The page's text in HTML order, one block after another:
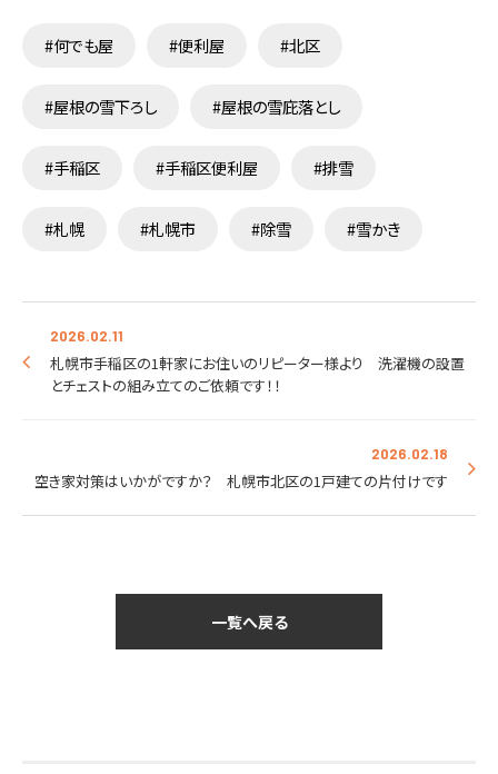
#何でも屋 #便利屋 #北区
#屋根の雪下ろし #屋根の雪庇落とし
#手稲区 #手稲区便利屋 #排雪
#札幌 #札幌市 #除雪 #雪かき
2026.02.11
札幌市手稲区の1軒家にお住いのリピーター様より 洗濯機の設置
とチェストの組み立てのご依頼です！！
2026.02.18
空き家対策はいかがですか？ 札幌市北区の1戸建ての片付けです
一覧へ戻る